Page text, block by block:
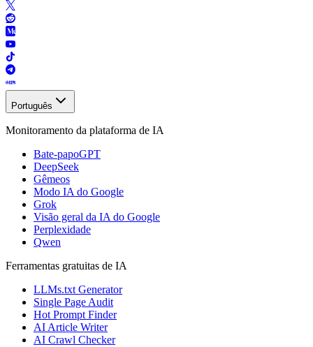
Português
Monitoramento da plataforma de IA
Bate-papoGPT
DeepSeek
Gêmeos
Modo IA do Google
Grok
Visão geral da IA ​​do Google
Perplexidade
Qwen
Ferramentas gratuitas de IA
LLMs.txt Generator
Single Page Audit
Hot Prompt Finder
AI Article Writer
AI Crawl Checker